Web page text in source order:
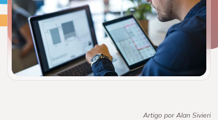
Artigo por Alan Sivieri